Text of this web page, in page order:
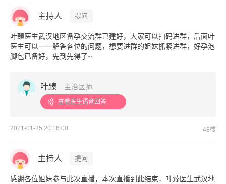
主持人 提问
叶臻医生武汉地区备孕交流群已建好，大家可以扫码进群，后面叶
医生可以一一解答各位的问题，想要进群的姐妹抓紧进群，好孕泡
脚包已备好，先到先得了~
叶臻 主治医师
查看医生语音回答
2021-01-25 20:16:00 48楼
主持人 提问
感谢各位姐妹参与此次直播，本次直播到此结束，叶臻医生武汉地